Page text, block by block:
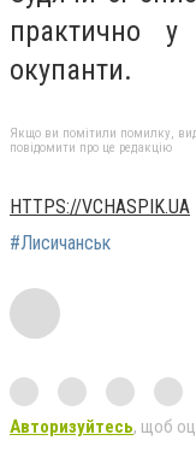
практично у
окупанти.
Якщо ви помітили помилку,
повідомити про це редакцію
HTTPS://VCHASPIK.UA
#Лисичанськ
Авторизуйтесь, щоб